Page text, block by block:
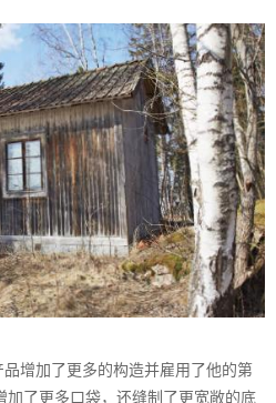
增加了更多的构造并雇用了他的第
加了更多口袋，还缝制了更宽敞的底